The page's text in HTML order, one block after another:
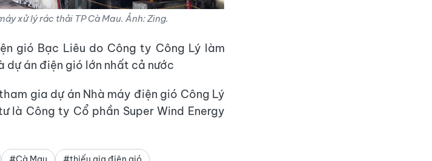
xử lý rác thải TP Cà Mau. Ảnh: Zing.
gió Bạc Liêu do Công ty Công Lý làm
dự án điện gió lớn nhất cả nước
gia dự án Nhà máy điện gió Công Lý
là Công ty Cổ phần Super Wind Energy